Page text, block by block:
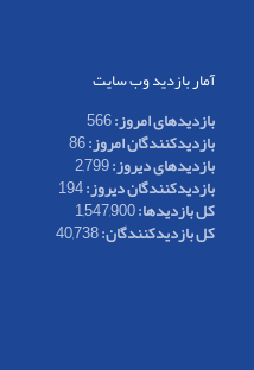
آمار بازدید وب سایت
بازدیدهای امروز:566
بازدیدکنندگان امروز:86
بازدیدهای دیروز:2,799
بازدیدکنندگان دیروز:194
کل بازدیدها:1,547,900
کل بازدیدکنند‌گان:40,738